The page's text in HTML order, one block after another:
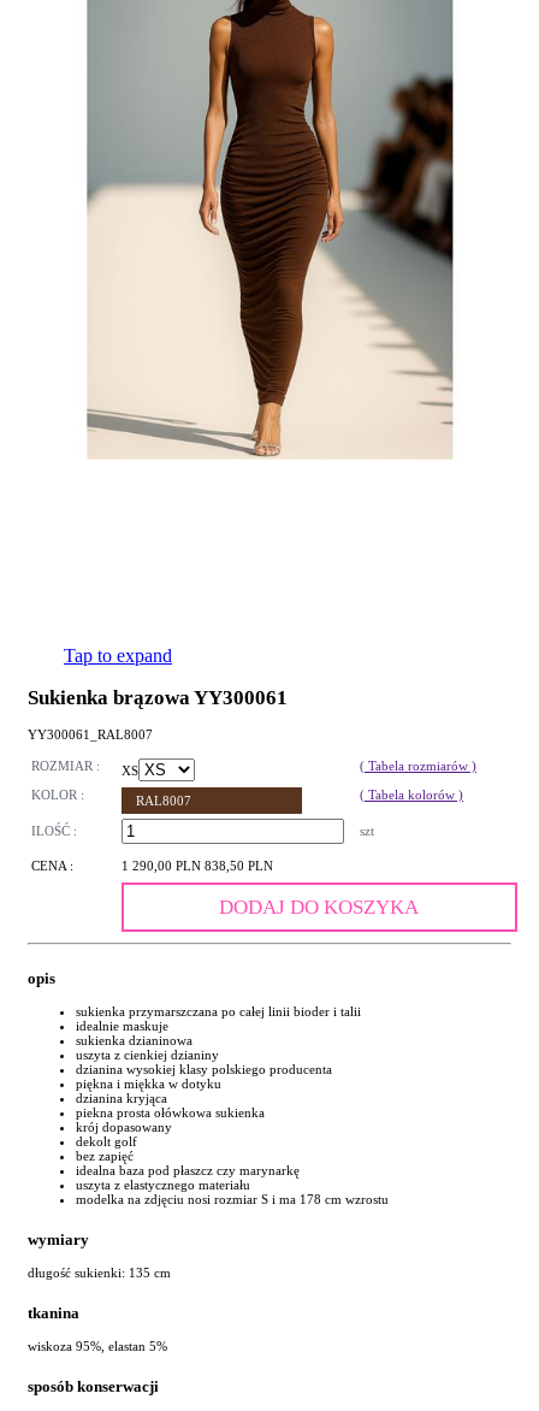
Tap to expand
Sukienka brązowa YY300061
YY300061_RAL8007
ROZMIAR : XS
( Tabela rozmiarów )
KOLOR :
RAL8007 ( Tabela kolorów )
ILOŚĆ : szt
CENA : 1 290,00 PLN 838,50 PLN
DODAJ DO KOSZYKA
opis
sukienka przymarszczana po całej linii bioder i talii
idealnie maskuje
sukienka dzianinowa
uszyta z cienkiej dzianiny
dzianina wysokiej klasy polskiego producenta
piękna i miękka w dotyku
dzianina kryjąca
piekna prosta ołówkowa sukienka
krój dopasowany
dekolt golf
bez zapięć
idealna baza pod płaszcz czy marynarkę
uszyta z elastycznego materiału
modelka na zdjęciu nosi rozmiar S i ma 178 cm wzrostu
wymiary
długość sukienki: 135 cm
tkanina
wiskoza 95%, elastan 5%
sposób konserwacji